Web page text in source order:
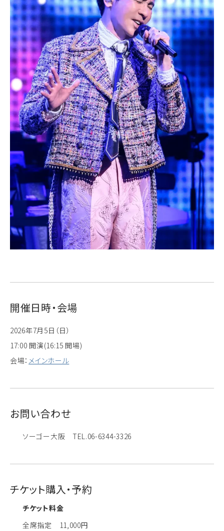
開催日時・会場
2026年7月5日（日）
17:00 開演(16:15 開場)
会場： メインホール
お問い合わせ
ソーゴー大阪 TEL.06-6344-3326
チケット購入・予約
チケット料金
全席指定 11,000円